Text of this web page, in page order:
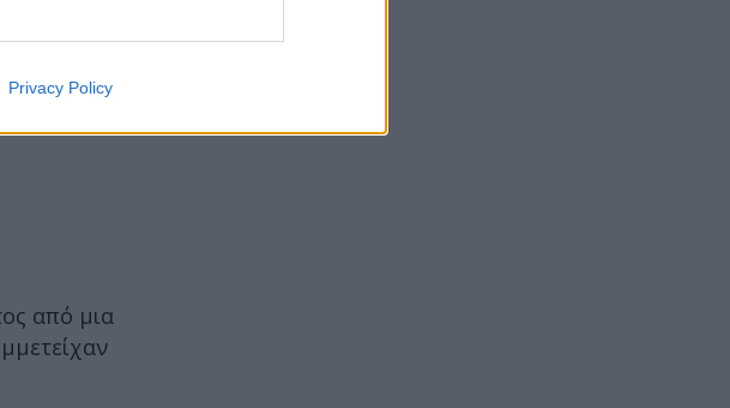
Privacy Policy
από μια